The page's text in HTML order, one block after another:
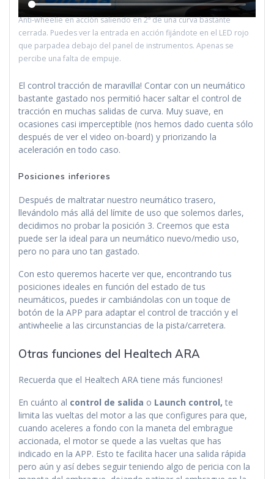
Anti-wheelie en acción saliendo en 2ª de una curva bastante
cerrada. Puedes ver la entrada en acción fijándote en el LED rojo
que parpadea debajo del panel de instrumentos. Apenas se
percibe una falta de empuje.
El control tracción de maravilla! Contar con un neumático
bastante gastado nos permitió hacer saltar el control de
tracción en muchas salidas de curva. Muy suave, en
ocasiones casi imperceptible (nos hemos dado cuenta sólo
después de ver el video on-board) y priorizando la
aceleración en todo caso.
Posiciones inferiores
Después de maltratar nuestro neumático trasero,
llevándolo más allá del límite de uso que solemos darles,
decidimos no probar la posición 3. Creemos que esta
puede ser la ideal para un neumático nuevo/medio uso,
pero no para uno tan gastado.
Con esto queremos hacerte ver que, encontrando tus
posiciones ideales en función del estado de tus
neumáticos, puedes ir cambiándolas con un toque de
botón de la APP para adaptar el control de tracción y el
antiwheelie a las circunstancias de la pista/carretera.
Otras funciones del Healtech ARA
Recuerda que el Healtech ARA tiene más funciones!
En cuánto al control de salida o Launch control, te
limita las vueltas del motor a las que configures para que,
cuando aceleres a fondo con la maneta del embrague
accionada, el motor se quede a las vueltas que has
indicado en la APP. Esto te facilita hacer una salida rápida
pero aún y así debes seguir teniendo algo de pericia con la